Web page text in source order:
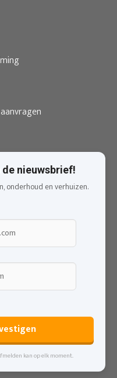
nieuwsbrief!
onderhoud en verhuizen.
kan op elk moment.